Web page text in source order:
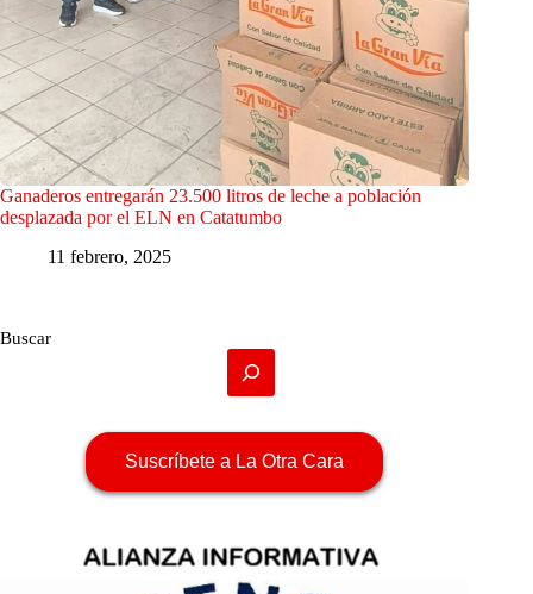
Ganaderos entregarán 23.500 litros de leche a población
desplazada por el ELN en Catatumbo
11 febrero, 2025
Buscar
Suscríbete a La Otra Cara